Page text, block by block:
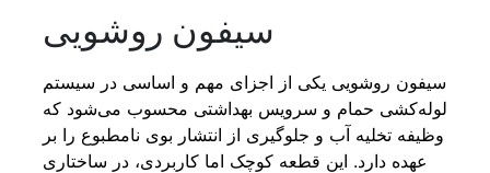
سیفون روشویی
سیفون روشویی یکی از اجزای مهم و اساسی در سیستم
لوله‌کشی حمام و سرویس بهداشتی محسوب می‌شود که
وظیفه تخلیه آب و جلوگیری از انتشار بوی نامطبوع را بر
عهده دارد. این قطعه کوچک اما کاربردی، در ساختاری